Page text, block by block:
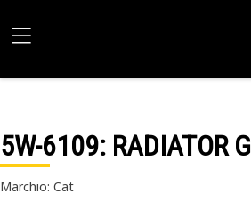
5W-6109: RADIATOR G
Marchio: Cat